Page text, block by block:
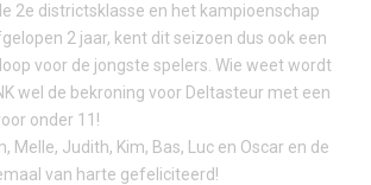
2e districtsklasse en het kampioenschap
2 jaar, kent dit seizoen dus ook een
voor de jongste spelers. Wie weet wordt
wel de bekroning voor Deltasteur met een
onder 11!
Melle, Judith, Kim, Bas, Luc en Oscar en de
van harte gefeliciteerd!